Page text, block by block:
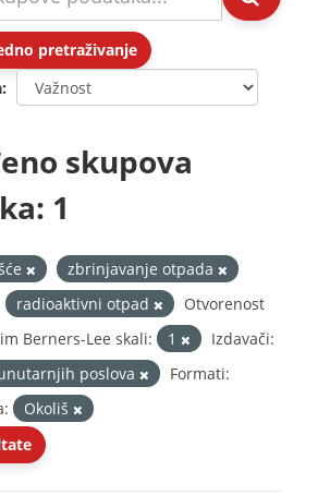
pretraživanje
skupova
1
zbrinjavanje otpada
radioaktivni otpad
Otvorenost
Berners-Lee skali:
1
Izdavači:
poslova
Formati:
Okoliš